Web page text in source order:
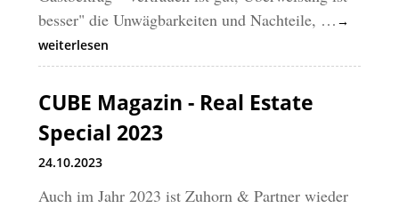
besser" die Unwägbarkeiten und Nachteile, … →
weiterlesen
CUBE Magazin - Real Estate
Special 2023
24.10.2023
Auch im Jahr 2023 ist Zuhorn & Partner wieder